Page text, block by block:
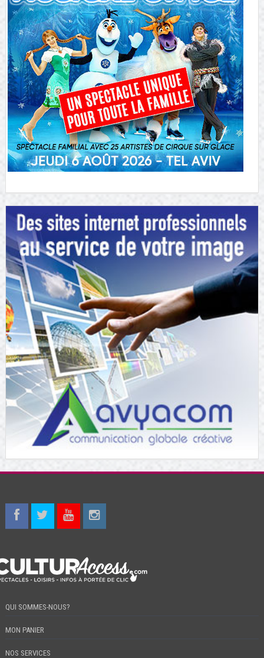
QUI SOMMES-NOUS?
MON PANIER
NOS SERVICES